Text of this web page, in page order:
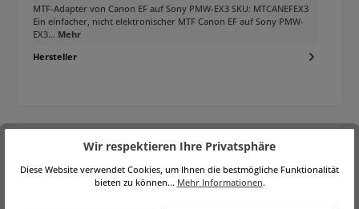
MTF-Adapter von Canon EF auf Sony PMW-EX3 SKU: MTCANEFEX3
Ein einfacher, nicht elektronischer MTF Canon EF auf Sony PMW-
EX3… Mehr
Hersteller
Produktgalerie überspringen
Zubehör
Wir respektieren Ihre Privatsphäre
Diese Website verwendet Cookies, um Ihnen die bestmögliche Funktionalität
bieten zu können... Mehr Informationen.